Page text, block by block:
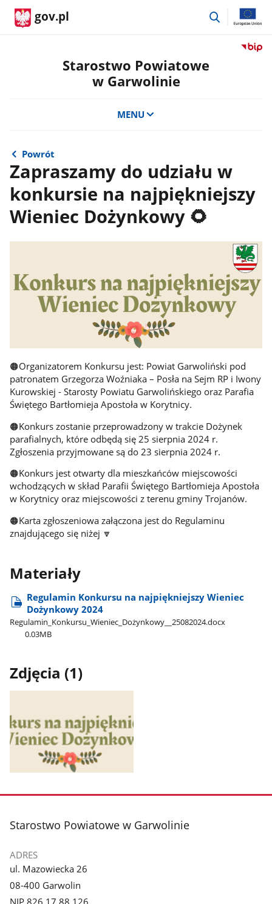
gov.pl
przejdź
Przejdź
Starostwo Powiatowe
w Garwolinie
MENU
Powrót
Zapraszamy do udziału w
konkursie na najpiękniejszy
Wieniec Dożynkowy 🌻
🟠Organizatorem Konkursu jest: Powiat Garwoliński pod
patronatem Grzegorza Woźniaka – Posła na Sejm RP i Iwony
Kurowskiej - Starosty Powiatu Garwolińskiego oraz Parafia
Świętego Bartłomieja Apostoła w Korytnicy.
🟠Konkurs zostanie przeprowadzony w trakcie Dożynek
parafialnych, które odbędą się 25 sierpnia 2024 r.
Zgłoszenia przyjmowane są do 23 sierpnia 2024 r.
🟠Konkurs jest otwarty dla mieszkańców miejscowości
wchodzących w skład Parafii Świętego Bartłomieja Apostoła
w Korytnicy oraz miejscowości z terenu gminy Trojanów.
🟠Karta zgłoszeniowa załączona jest do Regulaminu
znajdującego się niżej 🔽
Materiały
Regulamin Konkursu na najpiękniejszy Wieniec
Dożynkowy 2024
Regulamin​_Konkursu​_Wieniec​_Dożynkowy​_​_25082024.docx
0.03MB
Zdjęcia (1)
galerii.
stopka
Starostwo Powiatowe w Garwolinie
ADRES
ul. Mazowiecka 26
08-400 Garwolin
NIP 826 17 88 126